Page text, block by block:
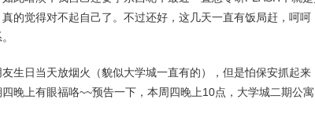
的觉得对不起自己了。不过还好，这几天一直有饭局赶，呵呵
生日当天放烟火（貌似大学城一直有的），但是怕保安抓起来
晚上有眼福咯~~预告一下，本周四晚上10点，大学城二期公